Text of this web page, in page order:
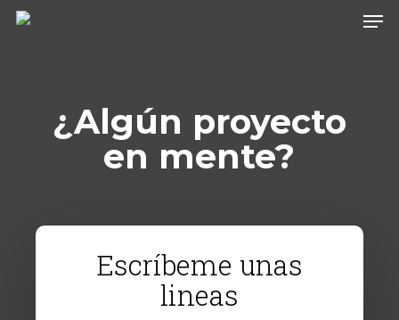
Skip
¿Algún proyecto
en mente?
Escríbeme unas
lineas